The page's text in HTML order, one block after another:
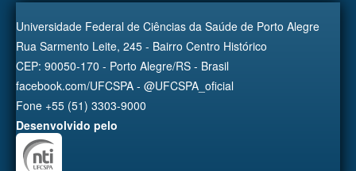
Universidade Federal de Ciências da Saúde de Porto Alegre
Rua Sarmento Leite, 245 - Bairro Centro Histórico
CEP: 90050-170 - Porto Alegre/RS - Brasil
facebook.com/UFCSPA - @UFCSPA_oficial
Fone +55 (51) 3303-9000
Desenvolvido pelo